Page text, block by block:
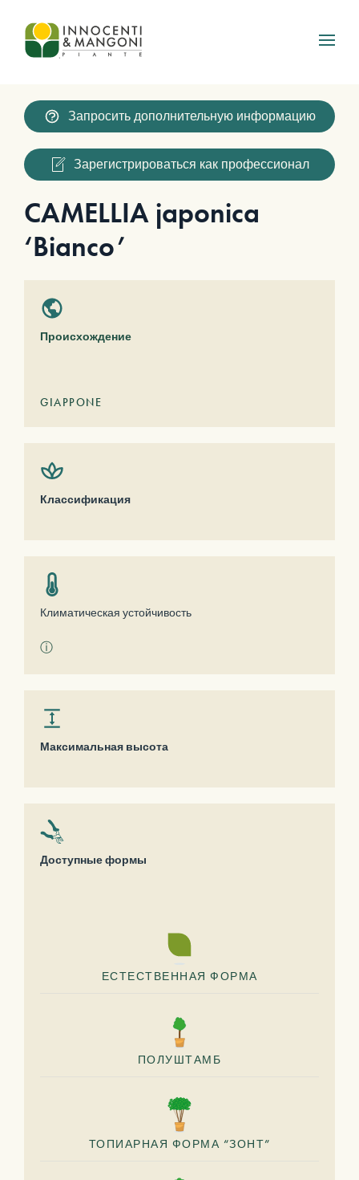
Skip to main content
Запросить дополнительную информацию
Зарегистрироваться как профессионал
CAMELLIA japonica
‘Bianco’
Происхождение
GIAPPONE
Классификация
Климатическая устойчивость
ⓘ
Максимальная высота
Доступные формы
ЕСТЕСТВЕННАЯ ФОРМА
ПОЛУШТАМБ
ТОПИАРНАЯ ФОРМА “ЗОНТ”